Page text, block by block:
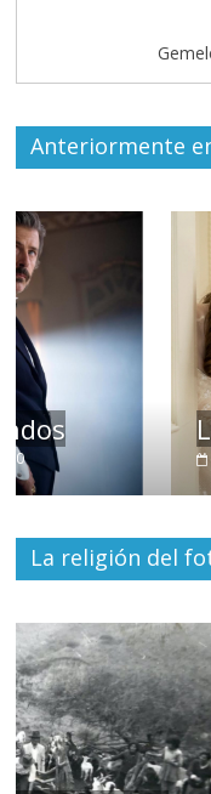
Anteriormente
Las series-
La religión del